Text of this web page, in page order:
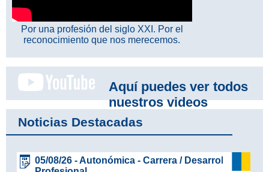
Por una profesión del siglo XXI. Por el
reconocimiento que nos merecemos.
Aquí puedes ver todos
nuestros videos
Noticias Destacadas
04/08/26 - Autonómica - OPE